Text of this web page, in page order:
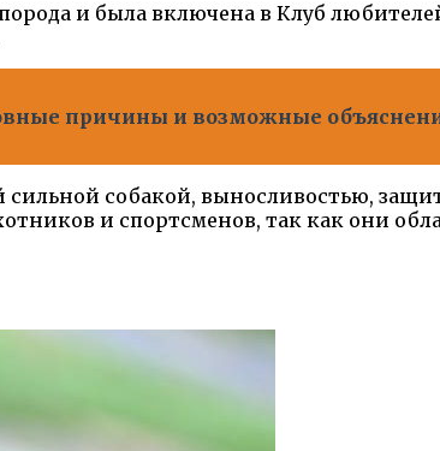
и была включена в Клуб
причины и возможные
собакой, выносливостью,
и спортсменов, так как они